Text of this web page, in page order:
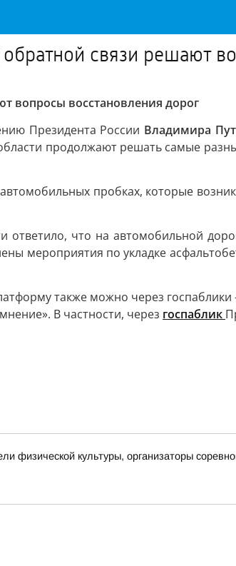
связи решают
вопросы восстановления дорог
Президента России Владимира
продолжают решать самые
пробках, которые
что на автомобильной
мероприятия по укладке
также можно через
В частности, через госпаблик
физической культуры, организаторы